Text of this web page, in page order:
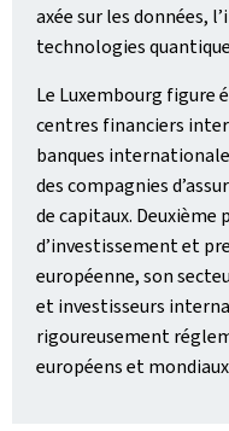
axée sur les données,
technologies
Le Luxembourg figure
centres financiers
banques
des compagnies
de capitaux.
d’investissement et
européenne, son
et investisseurs
rigoureusement
européens et